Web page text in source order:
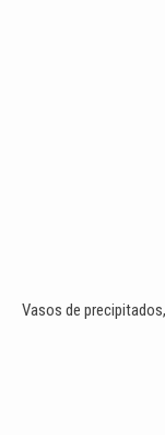
Vasos de